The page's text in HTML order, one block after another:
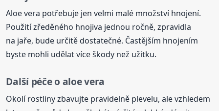
Aloe vera potřebuje jen velmi malé množství hnojení.
Použití zředěného hnojiva jednou ročně, zpravidla
na jaře, bude určitě dostatečné. Častějším hnojením
byste mohli udělat více škody než užitku.
Další péče o aloe vera
Okolí rostliny zbavujte pravidelně plevelu, ale vzhledem